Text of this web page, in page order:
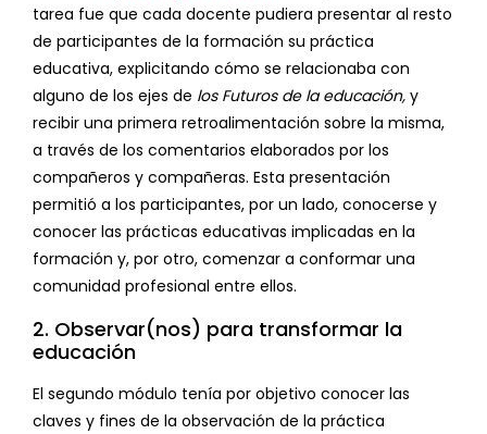
tarea fue que cada docente pudiera presentar al resto
de participantes de la formación su práctica
educativa, explicitando cómo se relacionaba con
alguno de los ejes de los Futuros de la educación, y
recibir una primera retroalimentación sobre la misma,
a través de los comentarios elaborados por los
compañeros y compañeras. Esta presentación
permitió a los participantes, por un lado, conocerse y
conocer las prácticas educativas implicadas en la
formación y, por otro, comenzar a conformar una
comunidad profesional entre ellos.
2. Observar(nos) para transformar la
educación
El segundo módulo tenía por objetivo conocer las
claves y fines de la observación de la práctica